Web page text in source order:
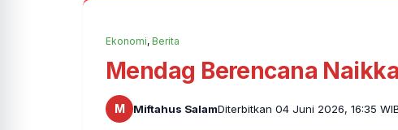
Ekonomi, Berita
Mendag Berencana
M Miftahus SalamDiterbitkan 04 Juni 2026, 16:35